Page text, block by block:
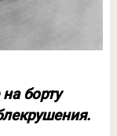
борту